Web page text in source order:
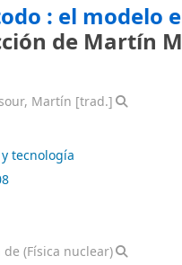
: el modelo
de Martín
Martín [trad.]
tecnología
(Física nuclear)